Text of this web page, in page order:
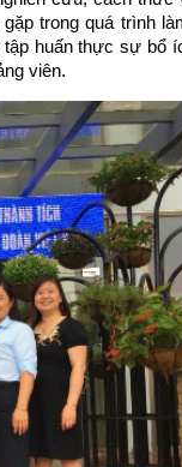
trong quá trình
huấn thực sự bổ
viên.